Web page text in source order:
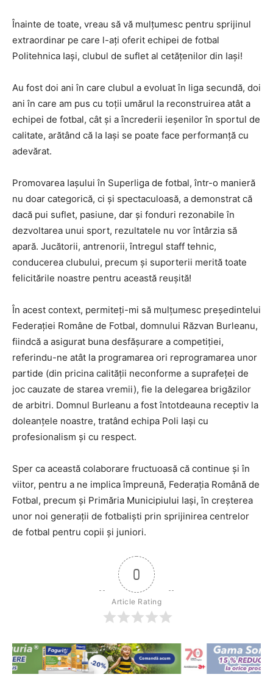
Înainte de toate, vreau să vă mulțumesc pentru sprijinul
extraordinar pe care l-ați oferit echipei de fotbal
Politehnica Iași, clubul de suflet al cetățenilor din Iași!
Au fost doi ani în care clubul a evoluat în liga secundă, doi
ani în care am pus cu toții umărul la reconstruirea atât a
echipei de fotbal, cât și a încrederii ieșenilor în sportul de
calitate, arătând că la Iași se poate face performanță cu
adevărat.
Promovarea Iașului în Superliga de fotbal, într-o manieră
nu doar categorică, ci și spectaculoasă, a demonstrat că
dacă pui suflet, pasiune, dar și fonduri rezonabile în
dezvoltarea unui sport, rezultatele nu vor întârzia să
apară. Jucătorii, antrenorii, întregul staff tehnic,
conducerea clubului, precum și suporterii merită toate
felicitările noastre pentru această reușită!
În acest context, permiteți-mi să mulțumesc președintelui
Federației Române de Fotbal, domnului Răzvan Burleanu,
fiindcă a asigurat buna desfășurare a competiției,
referindu-ne atât la programarea ori reprogramarea unor
partide (din pricina calității neconforme a suprafeței de
joc cauzate de starea vremii), fie la delegarea brigăzilor
de arbitri. Domnul Burleanu a fost întotdeauna receptiv la
doleanţele noastre, tratând echipa Poli Iaşi cu
profesionalism şi cu respect.
Sper ca această colaborare fructuoasă că continue și în
viitor, pentru a ne implica împreună, Federația Română de
Fotbal, precum și Primăria Municipiului Iași, în creșterea
unor noi generații de fotbaliști prin sprijinirea centrelor
de fotbal pentru copii și juniori.
0
Article Rating